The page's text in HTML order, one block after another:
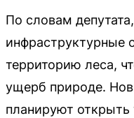
По словам
инфраструктурные
территорию леса,
ущерб природе.
планируют открыть